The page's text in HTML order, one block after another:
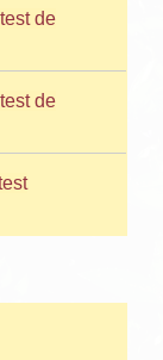
de
de